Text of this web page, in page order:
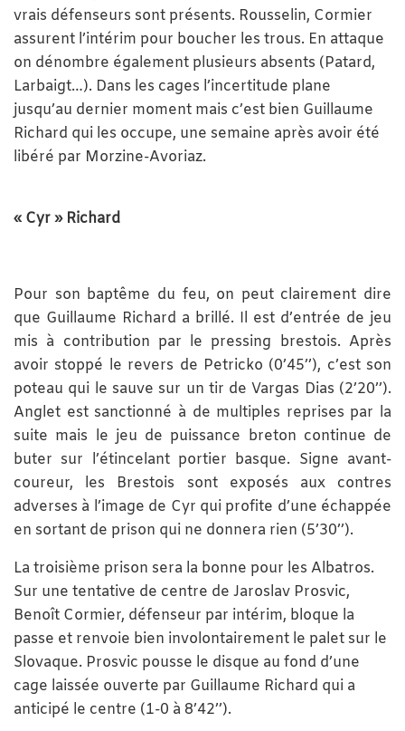
vrais défenseurs sont présents. Rousselin, Cormier
assurent l’intérim pour boucher les trous. En attaque
on dénombre également plusieurs absents (Patard,
Larbaigt…). Dans les cages l’incertitude plane
jusqu’au dernier moment mais c’est bien Guillaume
Richard qui les occupe, une semaine après avoir été
libéré par Morzine-Avoriaz.
« Cyr » Richard
Pour son baptême du feu, on peut clairement dire
que Guillaume Richard a brillé. Il est d’entrée de jeu
mis à contribution par le pressing brestois. Après
avoir stoppé le revers de Petricko (0’45’’), c’est son
poteau qui le sauve sur un tir de Vargas Dias (2’20’’).
Anglet est sanctionné à de multiples reprises par la
suite mais le jeu de puissance breton continue de
buter sur l’étincelant portier basque. Signe avant-
coureur, les Brestois sont exposés aux contres
adverses à l’image de Cyr qui profite d’une échappée
en sortant de prison qui ne donnera rien (5’30’’).
La troisième prison sera la bonne pour les Albatros.
Sur une tentative de centre de Jaroslav Prosvic,
Benoît Cormier, défenseur par intérim, bloque la
passe et renvoie bien involontairement le palet sur le
Slovaque. Prosvic pousse le disque au fond d’une
cage laissée ouverte par Guillaume Richard qui a
anticipé le centre (1-0 à 8’42’’).